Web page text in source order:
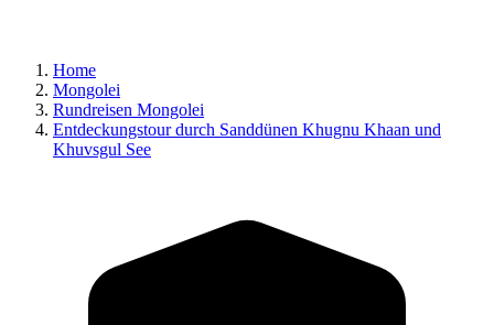
Home
Mongolei
Rundreisen Mongolei
Entdeckungstour durch Sanddünen Khugnu Khaan und
Khuvsgul See